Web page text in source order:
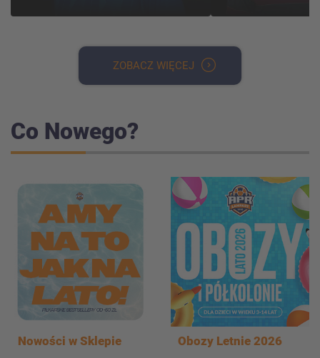
ZOBACZ WIĘCEJ
Co Nowego?
Nowości w Sklepie Obozy Letnie 2026